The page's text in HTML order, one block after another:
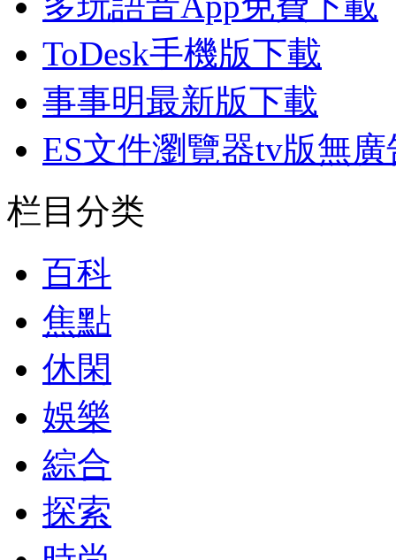
ToDesk手機版下載
事事明最新版下載
ES文件瀏覽器tv版無
栏目分类
百科
焦點
休閑
娛樂
綜合
探索